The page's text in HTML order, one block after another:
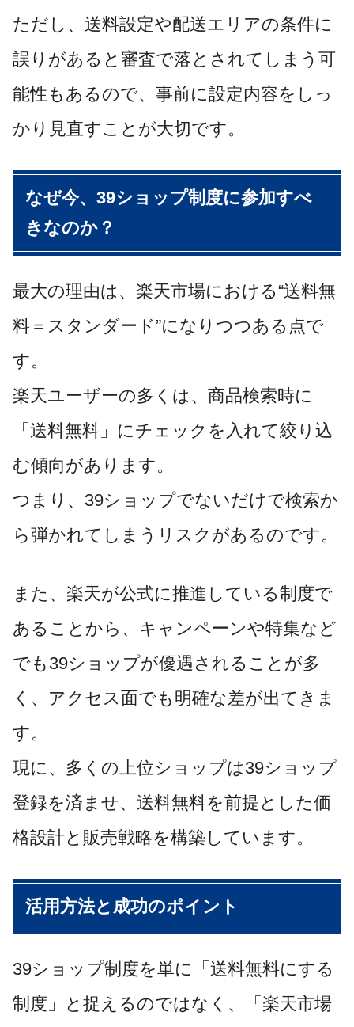
ただし、送料設定や配送エリアの条件に
誤りがあると審査で落とされてしまう可
能性もあるので、事前に設定内容をしっ
かり見直すことが大切です。
なぜ今、39ショップ制度に参加すべ
きなのか？
最大の理由は、楽天市場における“送料無
料＝スタンダード”になりつつある点で
す。
楽天ユーザーの多くは、商品検索時に
「送料無料」にチェックを入れて絞り込
む傾向があります。
つまり、39ショップでないだけで検索か
ら弾かれてしまうリスクがあるのです。
また、楽天が公式に推進している制度で
あることから、キャンペーンや特集など
でも39ショップが優遇されることが多
く、アクセス面でも明確な差が出てきま
す。
現に、多くの上位ショップは39ショップ
登録を済ませ、送料無料を前提とした価
格設計と販売戦略を構築しています。
活用方法と成功のポイント
39ショップ制度を単に「送料無料にする
制度」と捉えるのではなく、「楽天市場